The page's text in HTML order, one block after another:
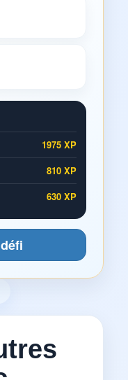
1975 XP
810 XP
630 XP